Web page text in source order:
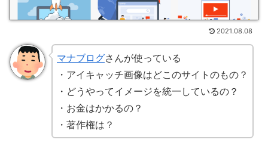
2021.08.08
マナブログさんが使っている
・アイキャッチ画像はどこのサイトのもの？
・どうやってイメージを統一しているの？
・お金はかかるの？
・著作権は？